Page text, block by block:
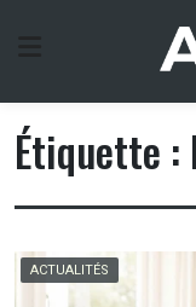
Étiquette :
ACTUALITÉS